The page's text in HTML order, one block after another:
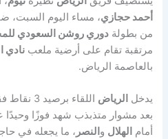
أحمد حجازي، مساء اليوم السبت،
من بطولةدوري روشن السعودي
مرتقبة تقام على أرضية ملعبنادي
بالعاصمة الرياض.
يدخل الرياض
اللقاء
بعد مشوار متذبذب شهد فوزًا وحيدًا
أمام الهلال و النصر ، ما يجعله في